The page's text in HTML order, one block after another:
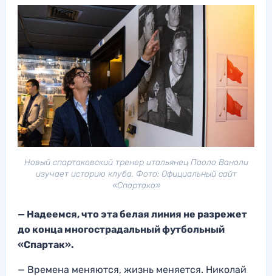
Новый спартаковский тренер итальянец Паоло Ваноли
изучает историю клуба. Фото: Официальный сайт
«Спартака»
— Надеемся, что эта белая линия не разрежет
до конца многострадальный футбольный
«Спартак».
— Времена меняются, жизнь меняется. Николай